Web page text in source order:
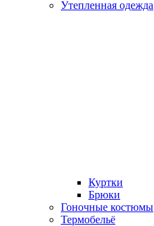
Утепленная одежда
Куртки
Брюки
Гоночные костюмы
Термобельё